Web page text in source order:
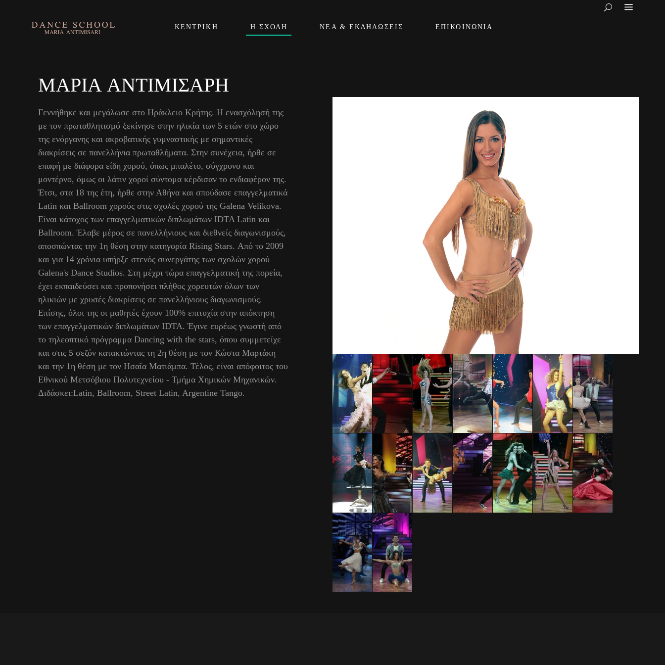
ΚΕΝΤΡΙΚΉ Η ΣΧΟΛΉ ΝΈΑ & ΕΚΔΗΛΏΣΕΙΣ ΕΠΙΚΟΙΝΩΝΊΑ
ΜΑΡΊΑ ΑΝΤΙΜΙΣΆΡΗ
Γεννήθηκε και μεγάλωσε στο Ηράκλειο Κρήτης. Η ενασχόλησή της
με τον πρωταθλητισμό ξεκίνησε στην ηλικία των 5 ετών στο χώρο
της ενόργανης και ακροβατικής γυμναστικής με σημαντικές
διακρίσεις σε πανελλήνια πρωταθλήματα. Στην συνέχεια, ήρθε σε
επαφή με διάφορα είδη χορού, όπως μπαλέτο, σύγχρονο και
μοντέρνο, όμως οι λάτιν χοροί σύντομα κέρδισαν το ενδιαφέρον της.
Έτσι, στα 18 της έτη, ήρθε στην Αθήνα και σπούδασε επαγγελματικά
Latin και Ballroom χορούς στις σχολές χορού της Galena Velikova.
Είναι κάτοχος των επαγγελματικών διπλωμάτων IDTA Latin και
Ballroom. Έλαβε μέρος σε πανελλήνιους και διεθνείς διαγωνισμούς,
αποσπώντας την 1η θέση στην κατηγορία Rising Stars. Από το 2009
και για 14 χρόνια υπήρξε στενός συνεργάτης των σχολών χορού
Galena's Dance Studios. Στη μέχρι τώρα επαγγελματική της πορεία,
έχει εκπαιδεύσει και προπονήσει πλήθος χορευτών όλων των
ηλικιών με χρυσές διακρίσεις σε πανελλήνιους διαγωνισμούς.
Επίσης, όλοι της οι μαθητές έχουν 100% επιτυχία στην απόκτηση
των επαγγελματικών διπλωμάτων IDTA. Έγινε ευρέως γνωστή από
το τηλεοπτικό πρόγραμμα Dancing with the stars, όπου συμμετείχε
και στις 5 σεζόν κατακτώντας τη 2η θέση με τον Κώστα Μαρτάκη
και την 1η θέση με τον Ησαΐα Ματιάμπα. Τέλος, είναι απόφοιτος του
Εθνικού Μετσόβιου Πολυτεχνείου - Τμήμα Χημικών Μηχανικών.
Διδάσκει:Latin, Ballroom, Street Latin, Argentine Tango.